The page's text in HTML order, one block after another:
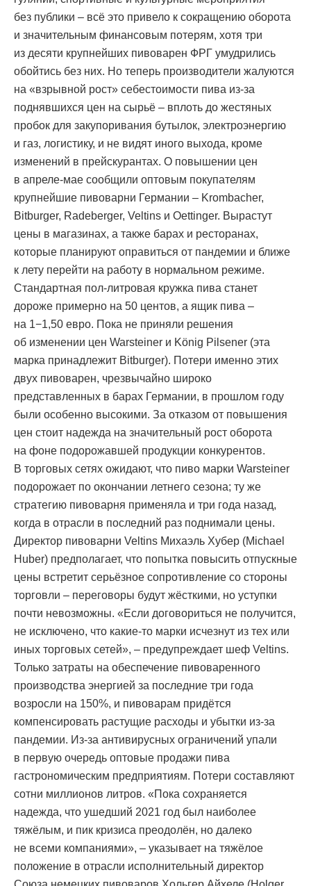
без публики – всё это привело к сокращению оборота
и значительным финансовым потерям, хотя три
из десяти крупнейших пивоварен ФРГ умудрились
обойтись без них. Но теперь производители жалуются
на «взрывной рост» себестоимости пива из-за
поднявшихся цен на сырьё – вплоть до жестяных
пробок для закупоривания бутылок, электроэнергию
и газ, логистику, и не видят иного выхода, кроме
изменений в прейскурантах. О повышении цен
в апреле-мае сообщили оптовым покупателям
крупнейшие пивоварни Германии – Krombacher,
Bitburger, Radeberger, Veltins и Oettinger. Вырастут
цены в магазинах, а также барах и ресторанах,
которые планируют оправиться от пандемии и ближе
к лету перейти на работу в нормальном режиме.
Стандартная пол-литровая кружка пива станет
дороже примерно на 50 центов, а ящик пива –
на 1−1,50 евро. Пока не приняли решения
об изменении цен Warsteiner и König Pilsener (эта
марка принадлежит Bitburger). Потери именно этих
двух пивоварен, чрезвычайно широко
представленных в барах Германии, в прошлом году
были особенно высокими. За отказом от повышения
цен стоит надежда на значительный рост оборота
на фоне подорожавшей продукции конкурентов.
В торговых сетях ожидают, что пиво марки Warsteiner
подорожает по окончании летнего сезона; ту же
стратегию пивоварня применяла и три года назад,
когда в отрасли в последний раз поднимали цены.
Директор пивоварни Veltins Михаэль Хубер (Michael
Huber) предполагает, что попытка повысить отпускные
цены встретит серьёзное сопротивление со стороны
торговли – переговоры будут жёсткими, но уступки
почти невозможны. «Если договориться не получится,
не исключено, что какие-то марки исчезнут из тех или
иных торговых сетей», – предупреждает шеф Veltins.
Только затраты на обеспечение пивоваренного
производства энергией за последние три года
возросли на 150%, и пивоварам придётся
компенсировать растущие расходы и убытки из-за
пандемии. Из-за антивирусных ограничений упали
в первую очередь оптовые продажи пива
гастрономическим предприятиям. Потери составляют
сотни миллионов литров. «Пока сохраняется
надежда, что ушедший 2021 год был наиболее
тяжёлым, и пик кризиса преодолён, но далеко
не всеми компаниями», – указывает на тяжёлое
положение в отрасли исполнительный директор